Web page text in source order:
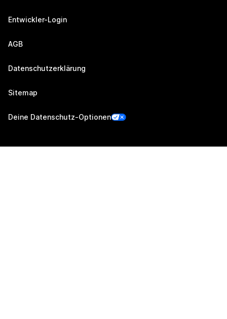
Entwickler-Login
AGB
Datenschutzerklärung
Sitemap
Deine Datenschutz-Optionen